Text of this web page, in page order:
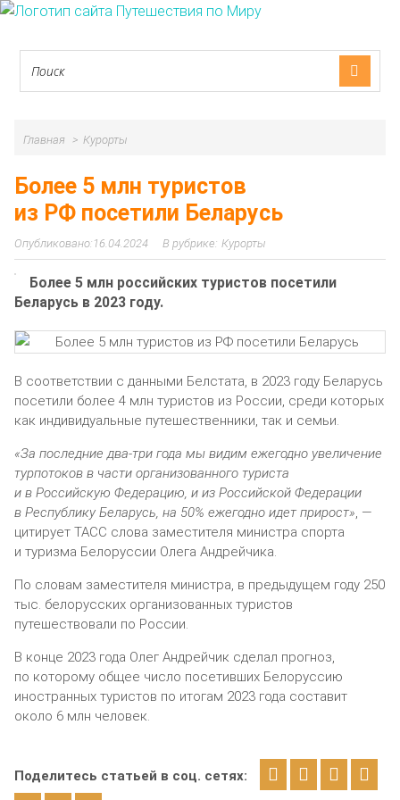
Главная Курорты
Более 5 млн туристов
из РФ посетили Беларусь
16.04.2024 Курорты
Более 5 млн российских туристов посетили
Беларусь в 2023 году.
В соответствии с данными Белстата, в 2023 году Беларусь
посетили более 4 млн туристов из России, среди которых
как индивидуальные путешественники, так и семьи.
«За последние два-три года мы видим ежегодно увеличение
турпотоков в части организованного туриста
и в Российскую Федерацию, и из Российской Федерации
в Республику Беларусь, на 50% ежегодно идет прирост» , —
цитирует ТАСС слова заместителя министра спорта
и туризма Белоруссии Олега Андрейчика.
По словам заместителя министра, в предыдущем году 250
тыс. белорусских организованных туристов
путешествовали по России.
В конце 2023 года Олег Андрейчик сделал прогноз,
по которому общее число посетивших Белоруссию
иностранных туристов по итогам 2023 года составит
около 6 млн человек.
Поделитесь статьей в соц. сетях: